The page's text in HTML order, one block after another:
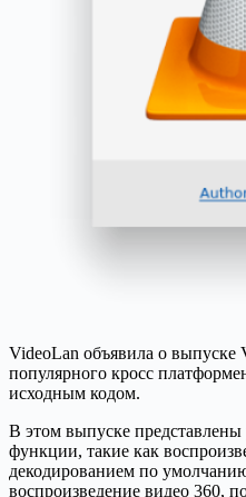
VideoLan объявила о выпуске
популярного кросс
исходным кодом.
В этом выпуске
функции, такие как
декодированием по
воспроизведение видео 360,